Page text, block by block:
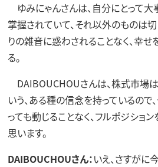
ゆみにゃんさんは、自分にとって大
掌握されていて、それ以外のものは切
りの雑音に惑わされることなく、幸
る。
DAIBOUCHOUさんは、株式市場
いう、ある種の信念を持っているの
っても動じることなく、フルポジショ
思います。
DAIBOUCHOUさん：いえ、さすがに